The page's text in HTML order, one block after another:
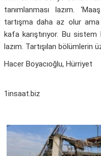
tanımlanması lazım.
tartışma daha az olur
kafa karıştırıyor. Bu sistem
lazım. Tartışılan bölümlerin
Hacer Boyacıoğlu, Hürriyet
1insaat.biz